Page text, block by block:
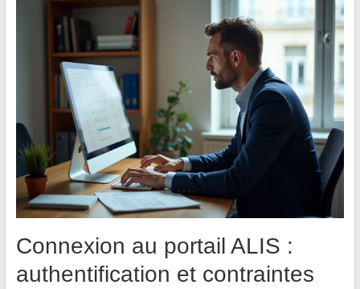
Connexion au portail ALIS :
authentification et contraintes